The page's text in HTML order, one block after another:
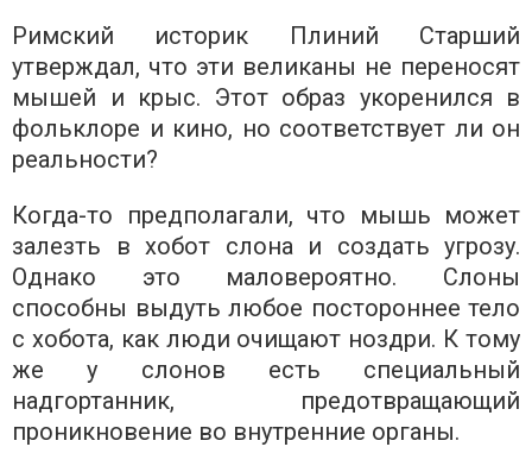
Римский историк Плиний Старший
утверждал, что эти великаны не переносят
мышей и крыс. Этот образ укоренился в
фольклоре и кино, но соответствует ли он
реальности?
Когда-то предполагали, что мышь может
залезть в хобот слона и создать угрозу.
Однако это маловероятно. Слоны
способны выдуть любое постороннее тело
с хобота, как люди очищают ноздри. К тому
же у слонов есть специальный
надгортанник, предотвращающий
проникновение во внутренние органы.